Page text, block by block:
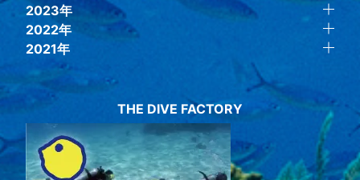
2023年
2022年
2021年
THE DIVE FACTORY